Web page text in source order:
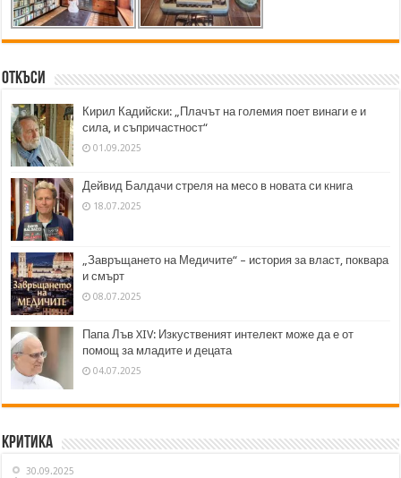
Откъси
Кирил Кадийски: „Плачът на големия поет винаги е и
сила, и съпричастност“
01.09.2025
Дейвид Балдачи стреля на месо в новата си книга
18.07.2025
„Завръщането на Медичите“ – история за власт, поквара
и смърт
08.07.2025
Папа Лъв XIV: Изкуственият интелект може да е от
помощ за младите и децата
04.07.2025
Критика
30.09.2025